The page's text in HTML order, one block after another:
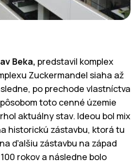
Beka, predstavil komplex
Zuckermandel siaha až
po prechode vlastníctva
toto cenné územie
aktuálny stav. Ideou bol mix
historickú zástavbu, ktorá tu
ďalšiu zástavbu na západ
rokov a následne bolo